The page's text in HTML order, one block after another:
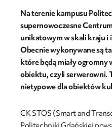
Na terenie kampusu
supernowoczesne
unikatowym w skali kraju i
Obecnie wykonywane są
które będą miały ogromny
obiektu, czyli serwerowni.
nietypowe dla obiektów
CK STOS (Smart and